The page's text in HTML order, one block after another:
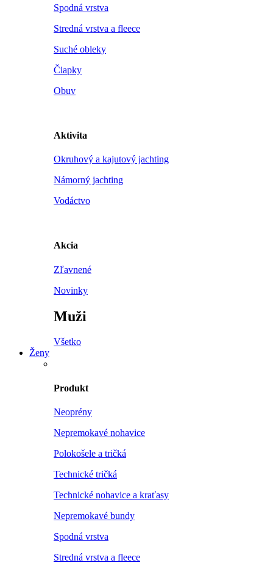
Spodná vrstva
Stredná vrstva a fleece
Suché obleky
Čiapky
Obuv
Aktivita
Okruhový a kajutový jachting
Námorný jachting
Vodáctvo
Akcia
Zľavnené
Novinky
Muži
Všetko
Ženy
Produkt
Neoprény
Nepremokavé nohavice
Polokošele a tričká
Technické tričká
Technické nohavice a kraťasy
Nepremokavé bundy
Spodná vrstva
Stredná vrstva a fleece